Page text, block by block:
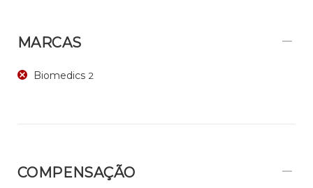
MARCAS
Biomedics 2
COMPENSAÇÃO